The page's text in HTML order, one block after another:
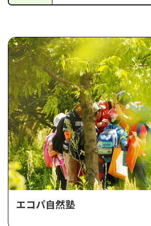
エコパ自然塾